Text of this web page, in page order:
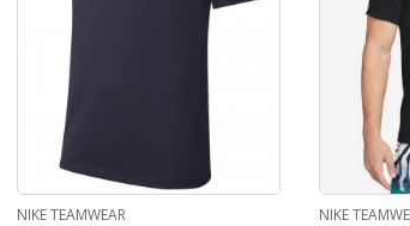
NIKE TEAMWEAR NIKE